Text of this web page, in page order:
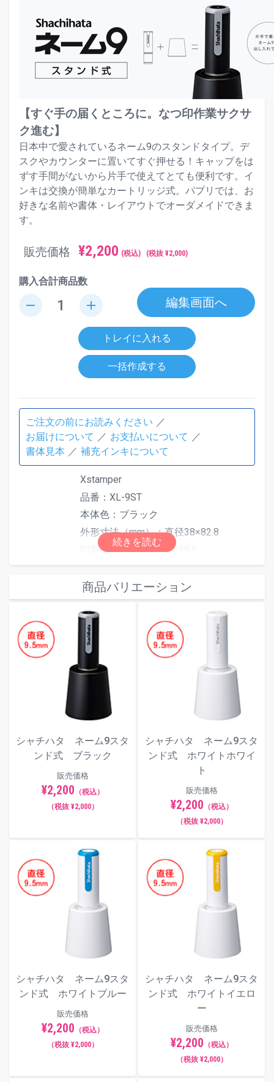
【すぐ手の届くところに。なつ印作業サクサ
ク進む】
日本中で愛されているネーム9のスタンドタイプ。デ
スクやカウンターに置いてすぐ押せる！キャップをは
ずす手間がないから片手で使えてとても便利です。イ
ンキは交換が簡単なカートリッジ式。パプリでは、お
好きな名前や書体・レイアウトでオーダメイドできま
す。
販売価格 ¥2,200 (税込) (税抜 ¥2,000)
購入合計商品数
remove add 編集画面へ
トレイに入れる
一括作成する
ご注文の前にお読みください
お届けについて
お支払いについて
書体見本
補充インキについて
仕様
Xstamper
品番：XL-9ST
本体色：ブラック
外形寸法（mm）：直径38×82.8
印面寸法（mm）：直径9.5
タテ・ヨコともに2行まで。1行に3文字
まで入ります。
(注)小判枠をお選びの場合はタテ1行ま
で、3文字までとなります。
スタンド中央には穴が開いています
が、ネーム９は蒸発しない油性顔料系
のインキを採用しているため、インキ
が蒸発して乾くことはありません。
スタンドのみの販売はしておりませ
ん。またこの商品にはキャップは付属
しておりません。
補充インキ
ネーム９、ネーム９ホワイ
トスタイル、ネーム９VIVO用補充イン
キ をご使用ください。
印面サンプル
インキ色
フォント（書体）サンプル
商品バリエーション
シャチハタ ネーム9スタ
ンド式 ブラック
販売価格
¥2,200 （税込）
（税抜 ¥2,000）
シャチハタ ネーム9スタ
ンド式 ホワイトホワイ
ト
販売価格
¥2,200 （税込）
（税抜 ¥2,000）
シャチハタ ネーム9スタ
ンド式 ホワイトブルー
販売価格
¥2,200 （税込）
（税抜 ¥2,000）
シャチハタ ネーム9スタ
ンド式 ホワイトイエロ
ー
販売価格
¥2,200 （税込）
（税抜 ¥2,000）